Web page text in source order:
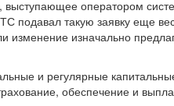
оператором
подавал такую заявку еще
изменение изначально
и регулярные
обеспечение и